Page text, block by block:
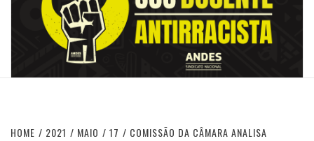
HOME 2021 MAIO 17
COMISSÃO DA CÂMARA ANALISA